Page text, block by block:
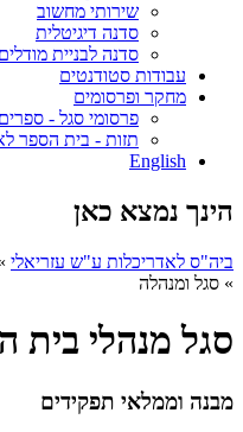
שירותי מחשוב
סדנה דיגיטלית
סדנה לבניית מודלים
עבודות סטודנטים
מחקר ופרסומים
פרסומי סגל -
תזות - בית הספר
English
הינך נמצא כאן
ביה"ס לאדריכלות ע"ש עזריאלי
» סגל ומנהלה
סגל מנהלי בית
מבנה וממלאי תפקידים